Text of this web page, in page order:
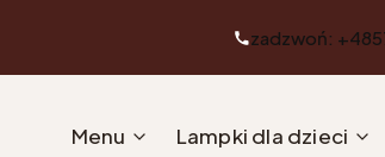
zadzwoń:
Menu Lampki dla dzieci